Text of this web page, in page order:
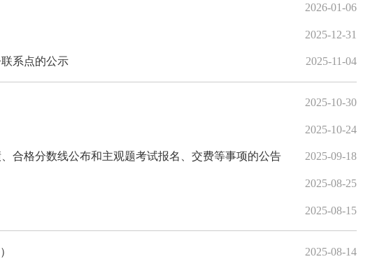
2026-01-06
2025-12-31
系点的公示 2025-11-04
2025-10-30
2025-10-24
合格分数线公布和主观题考试报名、交费等事项的公告 2025-09-18
2025-08-25
2025-08-15
2025-08-14